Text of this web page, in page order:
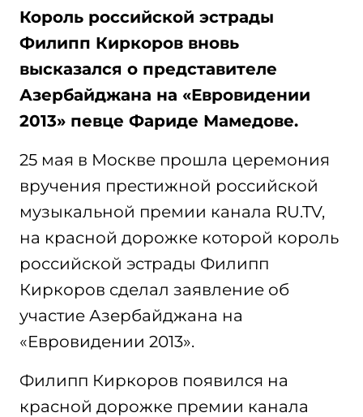
Король российской эстрады
Филипп Киркоров вновь
высказался о представителе
Азербайджана на «Евровидении
2013» певце Фариде Мамедове.
25 мая в Москве прошла церемония
вручения престижной российской
музыкальной премии канала RU.TV,
на красной дорожке которой король
российской эстрады Филипп
Киркоров сделал заявление об
участие Азербайджана на
«Евровидении 2013».
Филипп Киркоров появился на
красной дорожке премии канала